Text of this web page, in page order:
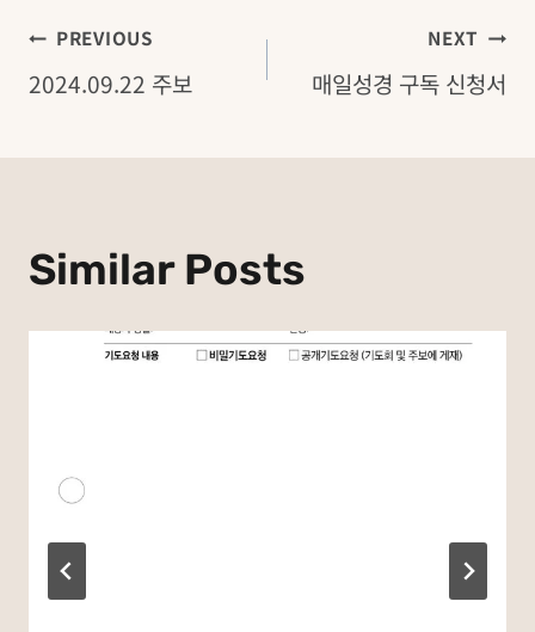
글PREVIOUS
2024.09.22 주보
NEXT
매일성경 구독 신청서
Similar Posts